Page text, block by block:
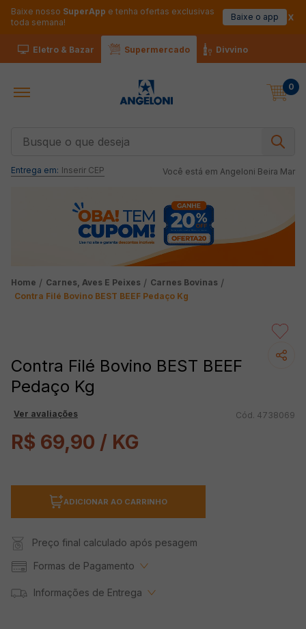
Baixe nosso SuperApp e tenha ofertas exclusivas
toda semana!
Baixe o app
Eletro & Bazar Supermercado Divvino
0
Você está em Angeloni Beira Mar
Entrega em: Inserir CEP
Carnes, Aves E Peixes
Carnes Bovinas
Contra Filé Bovino BEST BEEF Pedaço Kg
Contra Filé Bovino BEST BEEF
Pedaço Kg
Ver avaliações 4738069
R$ 69,90 / KG
ADICIONAR AO CARRINHO
Preço final calculado após pesagem
Formas de Pagamento
Informações de Entrega